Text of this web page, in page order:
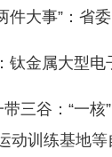
大事”：省委
金属大型电
谷：“一核”
动训练基地